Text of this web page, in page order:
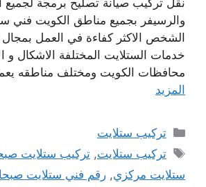
والرسيفر بجميع مناطق الكويت فني
الشخص الاكثر كفاءة في العمل بمجال
خدمات الستلايت المختلفة الاشكال و
محافظات الكويت ومختلف مناطقه
المزيد
التصنيفات
تركيب ستلايت
الوسوم
تركيب ستلايت,تركيب ستلايت
ستلايت مركزي, رقم فني ستلايت